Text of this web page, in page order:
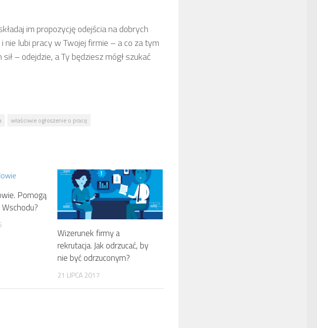
im propozycję odejścia na dobrych
nie lubi pracy w Twojej firmie – a co za tym
– odejdzie, a Ty będziesz mógł szukać
właściwie ogłoszenie o pracę
Pomogą
Wizerunek firmy a
rekrutacja. Jak odrzucać, by
nie być odrzuconym?
21 LIPCA 2017